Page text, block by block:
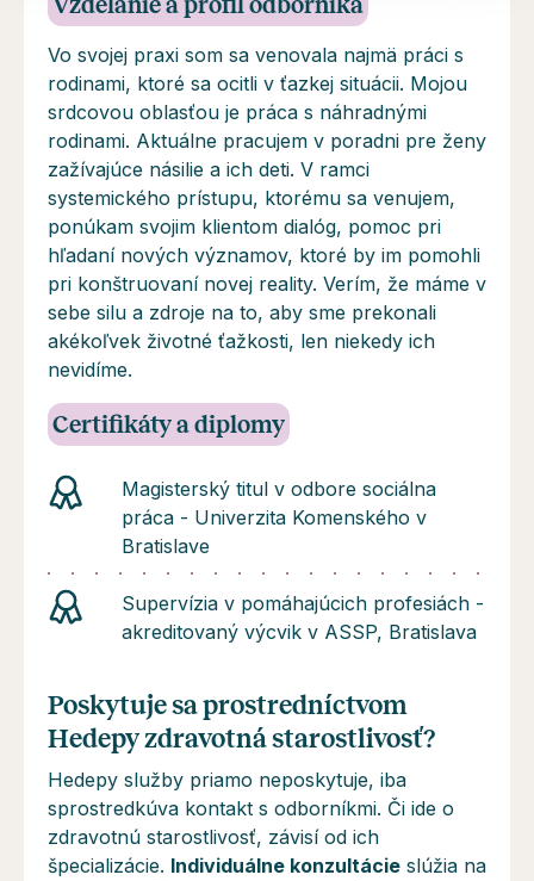
Vo svojej praxi som sa venovala najmä práci s
rodinami, ktoré sa ocitli v ťazkej situácii. Mojou
srdcovou oblasťou je práca s náhradnými
rodinami. Aktuálne pracujem v poradni pre ženy
zažívajúce násilie a ich deti. V ramci
systemického prístupu, ktorému sa venujem,
ponúkam svojim klientom dialóg, pomoc pri
hľadaní nových významov, ktoré by im pomohli
pri konštruovaní novej reality. Verím, že máme v
sebe silu a zdroje na to, aby sme prekonali
akékoľvek životné ťažkosti, len niekedy ich
nevidíme.
Certifikáty a diplomy
Magisterský titul v odbore sociálna
práca - Univerzita Komenského v
Bratislave
Supervízia v pomáhajúcich profesiách -
akreditovaný výcvik v ASSP, Bratislava
Poskytuje sa prostredníctvom
Hedepy zdravotná starostlivosť?
Hedepy služby priamo neposkytuje, iba
sprostredkúva kontakt s odborníkmi. Či ide o
zdravotnú starostlivosť, závisí od ich
špecializácie. Individuálne konzultácie slúžia na